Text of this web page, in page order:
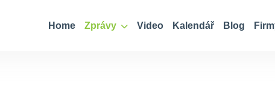
Home Zprávy Video Kalendář Blog